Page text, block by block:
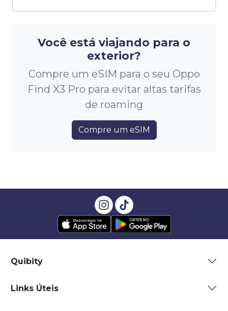
Você está viajando para o
exterior?
Compre um eSIM para o seu Oppo
Find X3 Pro para evitar altas tarifas
de roaming
Compre um eSIM
Quibity
Links Úteis